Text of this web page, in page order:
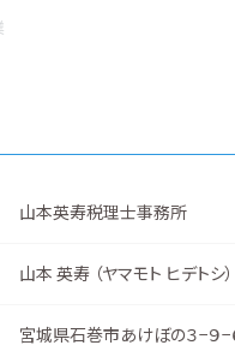
山本英寿税理士事務所
山本 英寿 （ヤマモト ヒデトシ）
宮城県石巻市あけぼの３−９−